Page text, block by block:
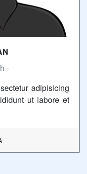
-
adipisicing
ut labore et